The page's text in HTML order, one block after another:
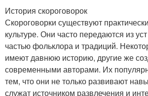
История скороговорок
Скороговорки существуют
культуре. Они часто передаются из
частью фольклора и традиций.
имеют давнюю историю, другие же
современными авторами. Их
тем, что они не только развивают
служат источником развлечения и